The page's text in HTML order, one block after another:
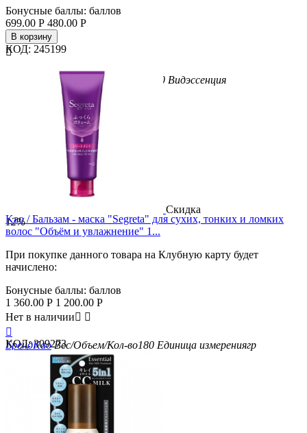
Бонусные баллы: баллов
699.00 Р 480.00 Р
В корзину

Kracie Вес/Объем/Кол-во 100 Видэссенция
КОД: 245199
Скидка
12%
Kao / Бальзам - маска "Segreta" для сухих, тонких и ломких
волос "Объём и увлажнение" 1...
При покупке данного товара на Клубную карту будет
начислено:
Бонусные баллы: баллов
1 360.00 Р 1 200.00 Р
Нет в наличии 

БрендKao Вес/Объем/Кол-во180 Единица измерениягр
КОД: 309273